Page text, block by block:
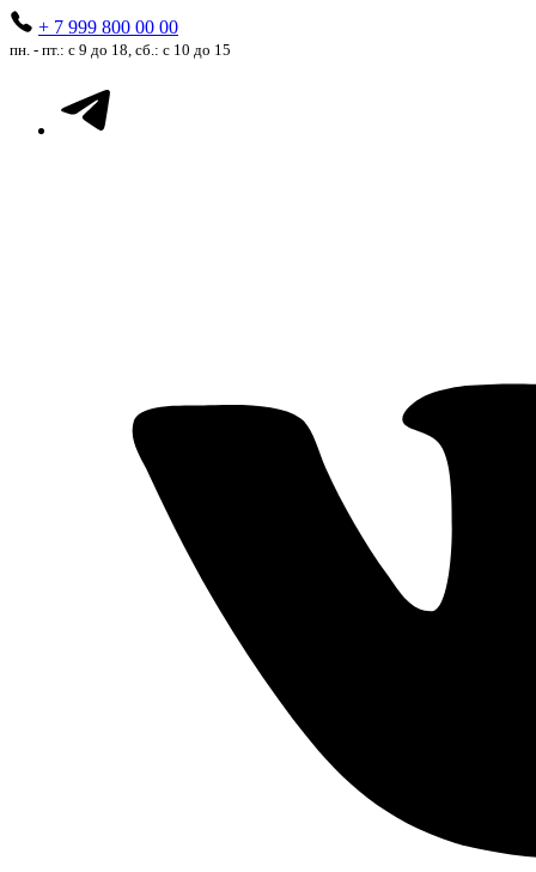
+ 7 999 800 00 00
пн. - пт.: с 9 до 18, сб.: с 10 до 15